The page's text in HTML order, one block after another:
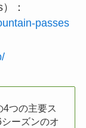
：
passes
4つの主要ス
ーズンのオ